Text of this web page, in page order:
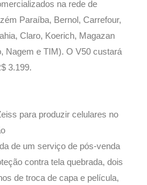
na rede de
Paraíba, Bernol, Carrefour,
Claro, Koerich, Magazan
Nagem e TIM). O V50 custará
3.199.
para produzir celulares no
de um serviço de pós-venda
contra tela quebrada, dois
de troca de capa e película,